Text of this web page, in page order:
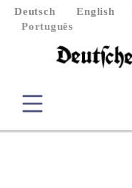
Deutsch English
Português